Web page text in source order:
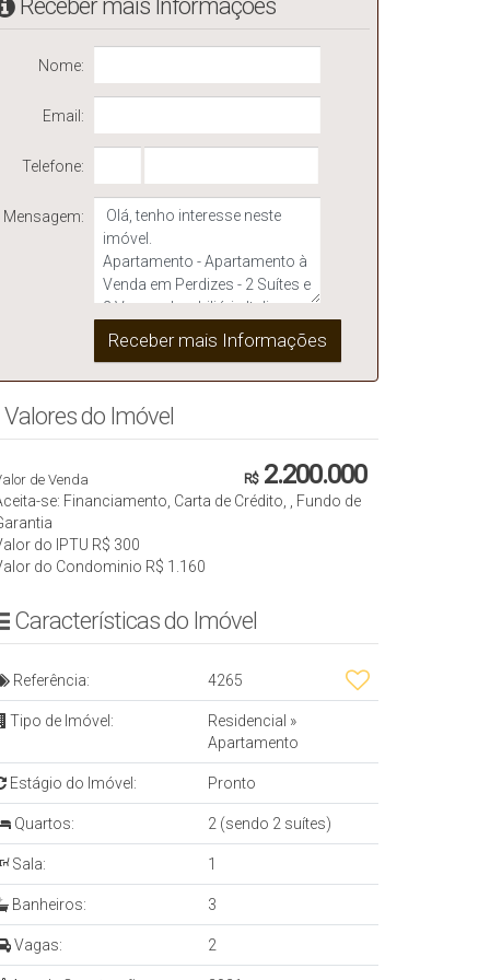
Receber mais Informações
Nome:
Email:
Telefone:
Mensagem:
Valores do Imóvel
R$2.200.000
de Venda
se: Financiamento, Carta de Crédito, , Fundo de
do IPTU R$ 300
do Condominio R$ 1.160
Características do Imóvel
Referência: 4265
Tipo de Imóvel: Residencial »
Apartamento
Estágio do Imóvel: Pronto
Quartos: 2 (sendo 2 suítes)
Sala: 1
Banheiros: 3
Vagas: 2